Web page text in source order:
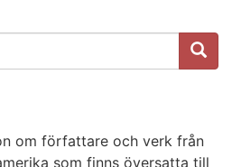
om författare och verk från
som finns översatta till